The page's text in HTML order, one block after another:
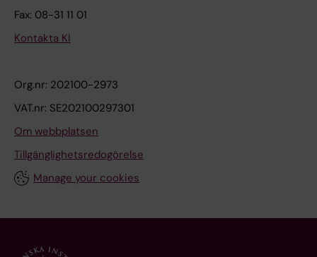
Fax: 08-31 11 01
Kontakta KI
Org.nr: 202100-2973
VAT.nr: SE202100297301
Om webbplatsen
Tillgänglighetsredogörelse
Manage your cookies